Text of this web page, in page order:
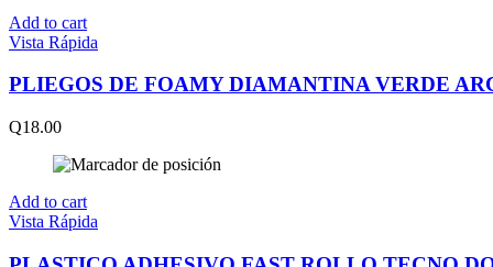
Add to cart
Vista Rápida
PLIEGOS DE FOAMY DIAMANTINA VERDE
Q18.00
Add to cart
Vista Rápida